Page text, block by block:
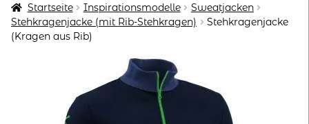
KONFIGURATOR
KONFIGURATOR
Startseite Inspirationsmodelle
Sweatjacken
Stehkragenjacke (mit Rib-Stehkragen)
Stehkragenjacke
(Kragen aus Rib)